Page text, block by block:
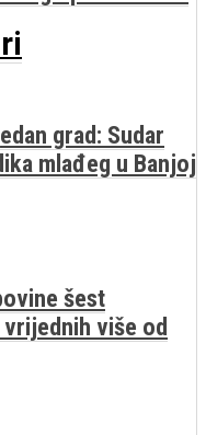
grad: Sudar
mlađeg u Banjoj
šest
više od